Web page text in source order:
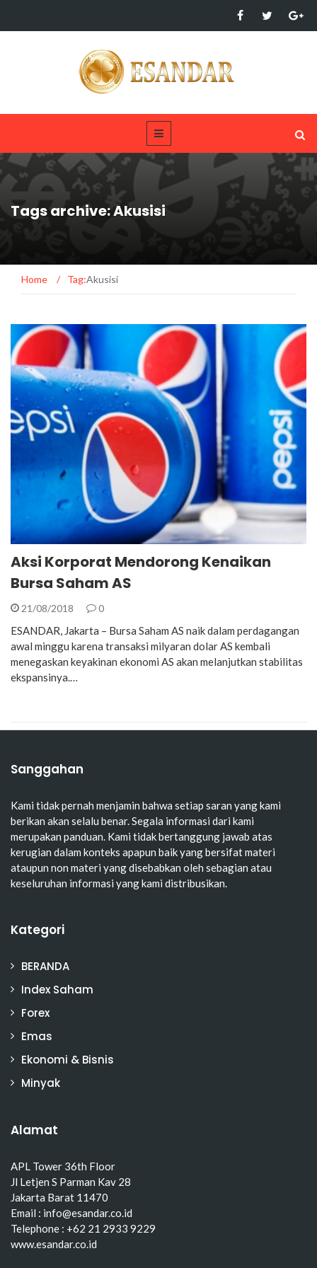
Tags archive: Akusisi
Home / Tag:Akusisi
Aksi Korporat Mendorong Kenaikan
Bursa Saham AS
21/08/2018 0
ESANDAR, Jakarta – Bursa Saham AS naik dalam perdagangan
awal minggu karena transaksi milyaran dolar AS kembali
menegaskan keyakinan ekonomi AS akan melanjutkan stabilitas
ekspansinya.…
Sanggahan
Kami tidak pernah menjamin bahwa setiap saran yang kami
berikan akan selalu benar. Segala informasi dari kami
merupakan panduan. Kami tidak bertanggung jawab atas
kerugian dalam konteks apapun baik yang bersifat materi
ataupun non materi yang disebabkan oleh sebagian atau
keseluruhan informasi yang kami distribusikan.
Kategori
BERANDA
Index Saham
Forex
Emas
Ekonomi & Bisnis
Minyak
Alamat
APL Tower 36th Floor
Jl Letjen S Parman Kav 28
Jakarta Barat 11470
Email : info@esandar.co.id
Telephone : +62 21 2933 9229
www.esandar.co.id